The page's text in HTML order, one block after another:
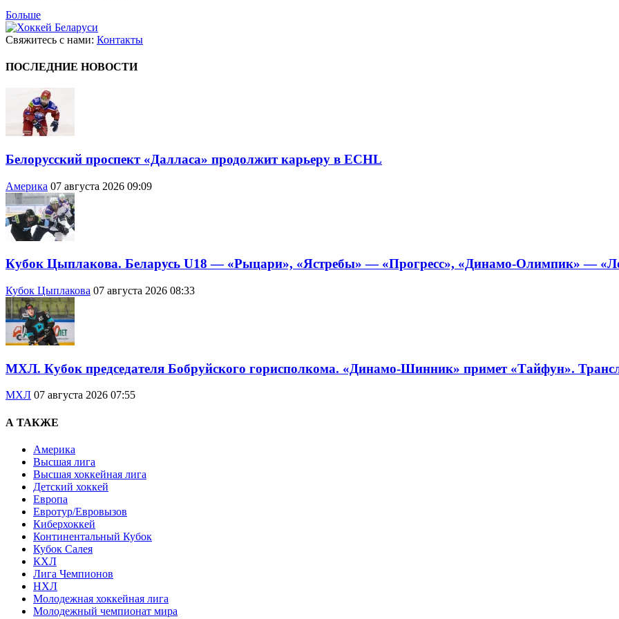
Больше
Свяжитесь с нами: Контакты
ПОСЛЕДНИЕ НОВОСТИ
Белорусский проспект «Далласа» продолжит карьеру в ECHL
Америка 07 августа 2026 09:09
Кубок Цыплакова. Беларусь U18 — «Рыцари», «Ястребы» — «Прогресс», «Динамо-Олимпик» —
Кубок Цыплакова 07 августа 2026 08:33
МХЛ. Кубок председателя Бобруйского горисполкома. «Динамо-Шинник» примет «Тайфун».
МХЛ 07 августа 2026 07:55
А ТАКЖЕ
Америка
Высшая лига
Высшая хоккейная лига
Детский хоккей
Европа
Евротур/Евровызов
Киберхоккей
Континентальный Кубок
Кубок Салея
КХЛ
Лига Чемпионов
НХЛ
Молодежная хоккейная лига
Молодежный чемпионат мира